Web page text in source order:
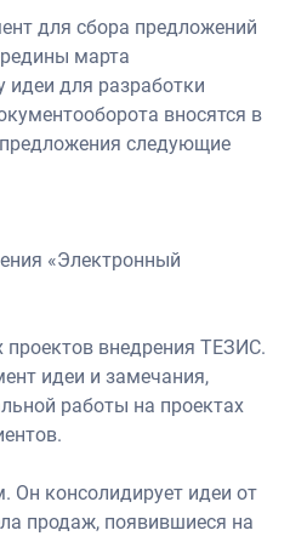
для сбора предложений
марта
идеи для разработки
вносятся в
следующие
«Электронный
внедрения ТЕЗИС.
идеи и замечания,
работы на проектах
Он консолидирует идеи от
продаж, появившиеся на